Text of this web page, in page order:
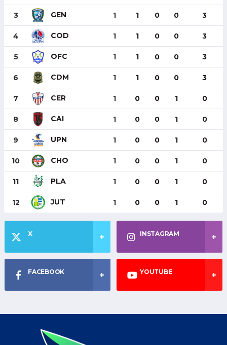
3 GEN 1 1 0 0 3
4 COD 1 1 0 0 3
5 OFC 1 1 0 0 3
6 CDM 1 1 0 0 3
7 CER 1 0 0 1 0
8 CAI 1 0 0 1 0
9 UPN 1 0 0 1 0
10 CHO 1 0 0 1 0
11 PLA 1 0 0 1 0
12 JUT 1 0 0 1 0
X INSTAGRAM
FACEBOOK YOUTUBE